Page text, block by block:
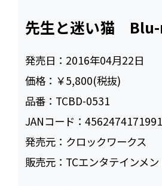
先生と迷い猫 Blu-
発売日： 2016年04月22日
価格： ￥5,800(税抜)
品番： TCBD-0531
JANコード：4562474171991
発売元： クロックワークス
販売元： TCエンタテインメン